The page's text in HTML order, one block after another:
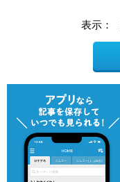
表示：